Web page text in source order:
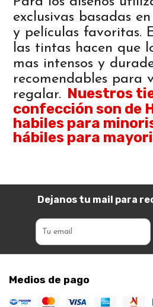
exclusivas basadas
y películas favoritas.
las tintas hacen que
mas intensos y
recomendables para
regalar. Nuestros
confección son de
habiles para
hábiles para
Dejanos tu mail para
Medios de pago